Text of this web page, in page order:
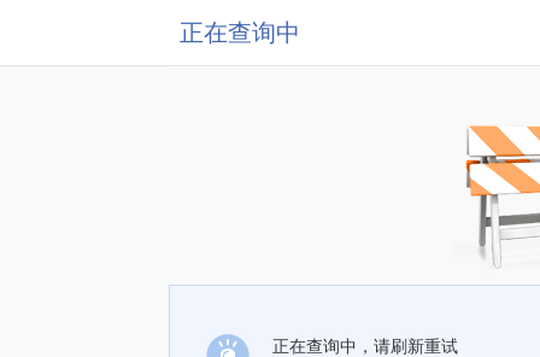
正在查询中
正在查询中，请刷新重试